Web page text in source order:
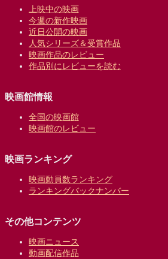
上映中の映画
今週の新作映画
近日公開の映画
人気シリーズ＆受賞作品
映画作品のレビュー
作品別にレビューを読む
映画館情報
全国の映画館
映画館のレビュー
映画ランキング
映画動員数ランキング
ランキングバックナンバー
その他コンテンツ
映画ニュース
動画配信作品